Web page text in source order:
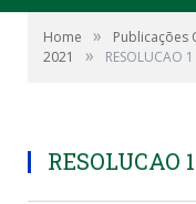
Home » Publicações
2021
» RESOLUCAO
RESOLUCAO